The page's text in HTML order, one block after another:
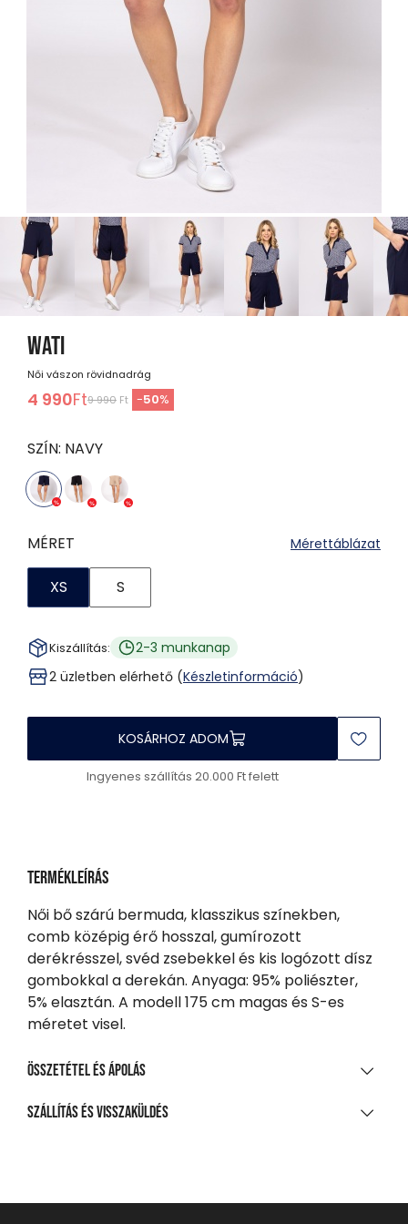
WATI
Női vászon rövidnadrág
4 990Ft9 990 Ft -50%
SZÍN: NAVY
MÉRET Mérettáblázat
XS S
Kiszállítás:
2-3 munkanap
2 üzletben elérhető (Készletinformáció)
KOSÁRHOZ ADOM
Ingyenes szállítás 20.000 Ft felett
Termékleírás
Női bő szárú bermuda, klasszikus színekben,
comb középig érő hosszal, gumírozott
derékrésszel, svéd zsebekkel és kis logózott dísz
gombokkal a derekán. Anyaga: 95% poliészter,
5% elasztán. A modell 175 cm magas és S-es
méretet visel.
Összetétel és ápolás
ANYAGÖSSZETÉTEL
Szállítás és visszaküldés